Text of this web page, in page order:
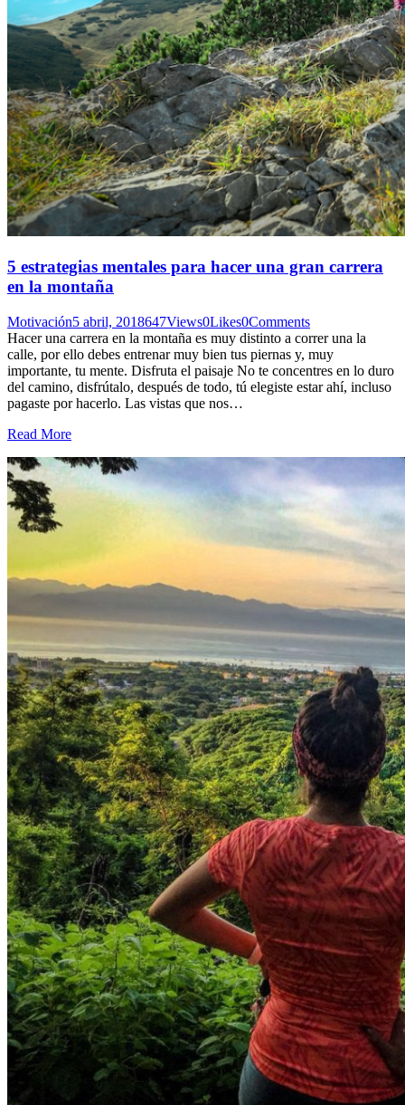
5 estrategias mentales para hacer una gran carrera
en la montaña
Motivación5 abril, 2018647Views0Likes0Comments
Hacer una carrera en la montaña es muy distinto a correr una la
calle, por ello debes entrenar muy bien tus piernas y, muy
importante, tu mente. Disfruta el paisaje No te concentres en lo duro
del camino, disfrútalo, después de todo, tú elegiste estar ahí, incluso
pagaste por hacerlo. Las vistas que nos…
Read More